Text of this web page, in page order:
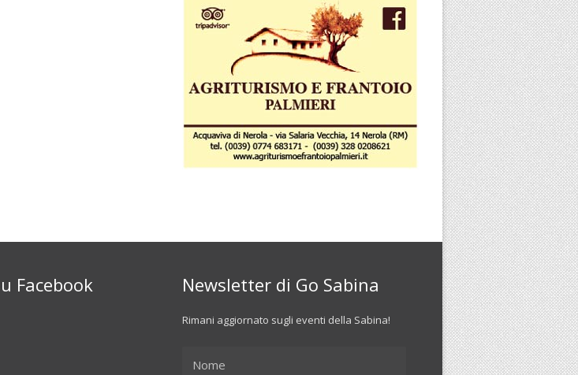
Facebook Newsletter di Go Sabina
Rimani aggiornato sugli eventi della Sabina!